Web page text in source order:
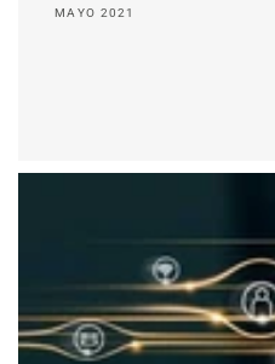
MAYO 2021